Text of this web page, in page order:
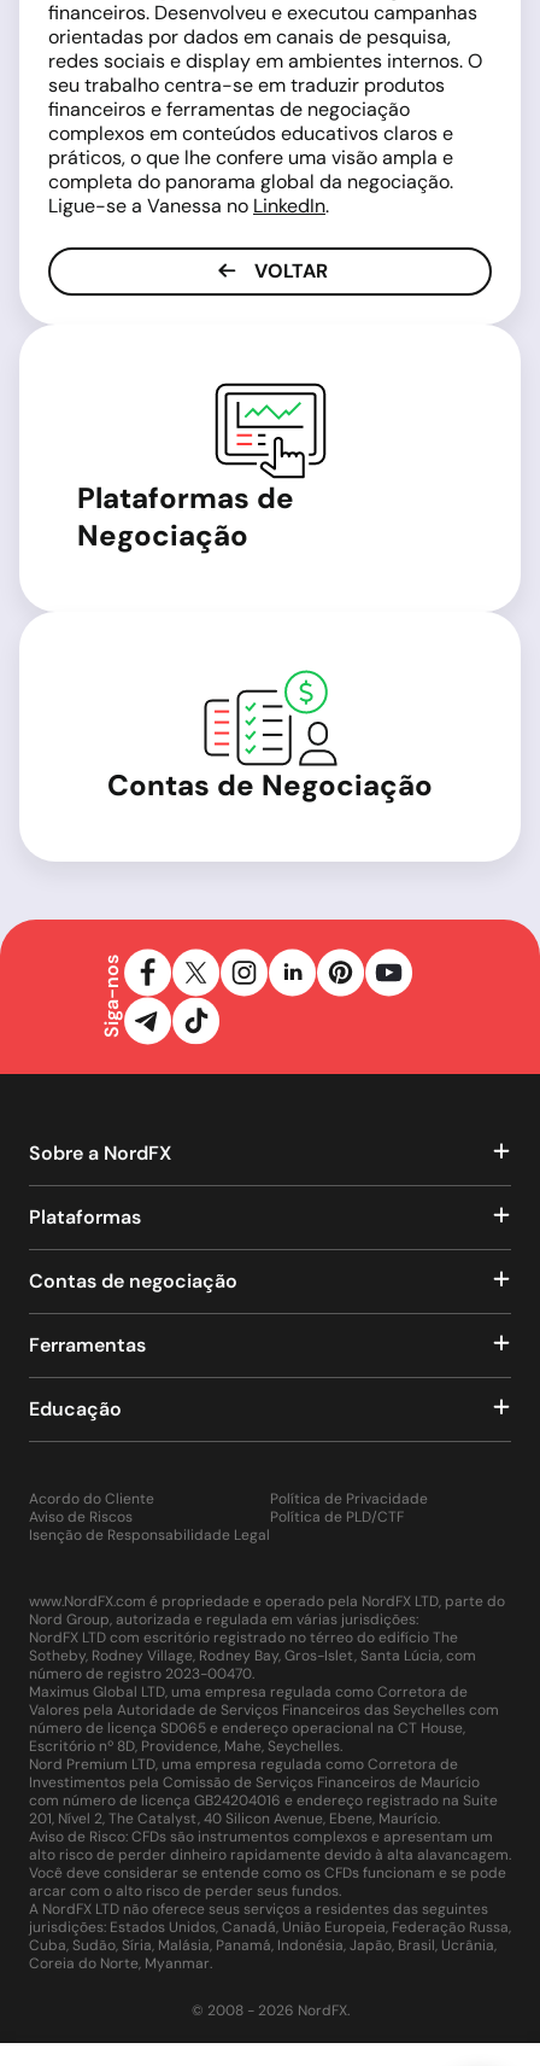
financeiros. Desenvolveu e executou campanhas
orientadas por dados em canais de pesquisa,
redes sociais e display em ambientes internos. O
seu trabalho centra-se em traduzir produtos
financeiros e ferramentas de negociação
complexos em conteúdos educativos claros e
práticos, o que lhe confere uma visão ampla e
completa do panorama global da negociação.
Ligue-se a Vanessa no LinkedIn.
VOLTAR
Plataformas de
Negociação
Contas de Negociação
Siga-nos
Sobre a NordFX
Plataformas
Contas de negociação
Ferramentas
Educação
Acordo do Cliente
Aviso de Riscos
Isenção de Responsabilidade Legal
Política de Privacidade
Política de PLD/CTF
www.NordFX.com é propriedade e operado pela NordFX LTD, parte do
Nord Group, autorizada e regulada em várias jurisdições:
NordFX LTD com escritório registrado no térreo do edifício The
Sotheby, Rodney Village, Rodney Bay, Gros-Islet, Santa Lúcia, com
número de registro 2023-00470.
Maximus Global LTD, uma empresa regulada como Corretora de
Valores pela Autoridade de Serviços Financeiros das Seychelles com
número de licença SD065 e endereço operacional na CT House,
Escritório nº 8D, Providence, Mahe, Seychelles.
Nord Premium LTD, uma empresa regulada como Corretora de
Investimentos pela Comissão de Serviços Financeiros de Maurício
com número de licença GB24204016 e endereço registrado na Suite
201, Nível 2, The Catalyst, 40 Silicon Avenue, Ebene, Maurício.
Aviso de Risco: CFDs são instrumentos complexos e apresentam um
alto risco de perder dinheiro rapidamente devido à alta alavancagem.
Você deve considerar se entende como os CFDs funcionam e se pode
arcar com o alto risco de perder seus fundos.
A NordFX LTD não oferece seus serviços a residentes das seguintes
jurisdições: Estados Unidos, Canadá, União Europeia, Federação Russa,
Cuba, Sudão, Síria, Malásia, Panamá, Indonésia, Japão, Brasil, Ucrânia,
Coreia do Norte, Myanmar.
© 2008 - 2026 NordFX.